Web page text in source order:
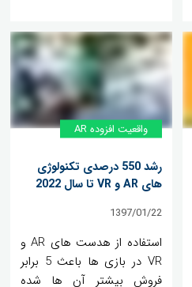
واقعیت افزوده AR
رشد 550 درصدی تکنولوژی
های AR و VR تا سال 2022
1397/01/22
استفاده از هدست های AR و
VR در بازی ها باعث 5 برابر
فروش بیشتر آن ها شده